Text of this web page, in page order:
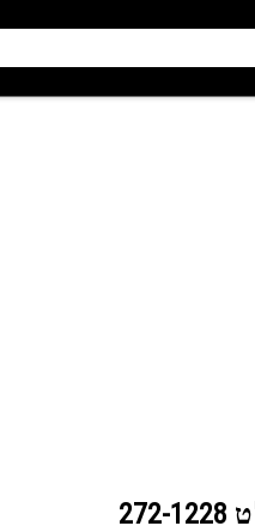
272-1228